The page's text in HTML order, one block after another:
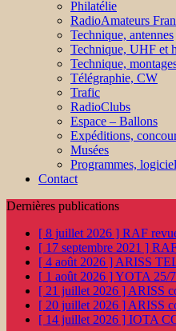
Philatélie
RadioAmateurs
Technique, antennes
Technique, UHF et
Technique,
Télégraphie, CW
Trafic
RadioClubs
Espace – Ballons
Expéditions,
Musées
Programmes,
Contact
Dernières publications
[ 8 juillet 2026 ] RAF
[ 17 septembre 2021 ]
[ 4 août 2026 ] ARISS
[ 1 août 2026 ]YOTA 25/
[ 21 juillet 2026 ] ARISS
[ 20 juillet 2026 ] ARISS
[ 14 juillet 2026 ] IOTA